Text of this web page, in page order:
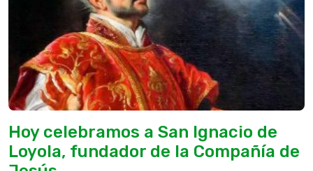
Hoy celebramos a San Ignacio de
Loyola, fundador de la Compañía de